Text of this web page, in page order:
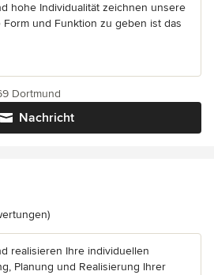
hohe Individualität zeichnen unsere
und Funktion zu geben ist das
Nachricht
Dortmund
5 von 5 Sternen
realisieren Ihre individuellen
Planung und Realisierung Ihrer